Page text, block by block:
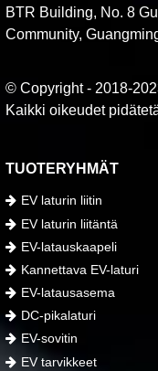
BTR Building, No. 8
Community,
© Copyright - 2018-
Kaikki oikeudet
TUOTERYHMÄT
EV laturin liitin
EV laturin liitäntä
EV-latauskaapeli
Kannettava EV-laturi
EV-latausasema
DC-pikalaturi
EV-sovitin
EV tarvikkeet